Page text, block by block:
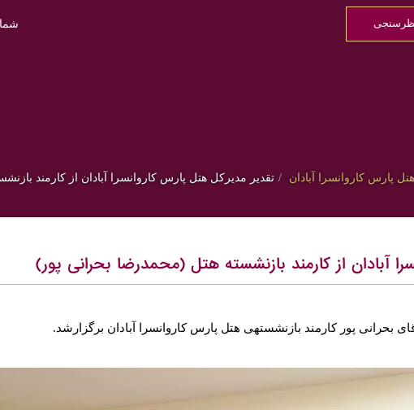
هتل پارس کاروانسرا آبادان تقدیر مدیرکل هتل پارس کاروانسرا آبادان از کارمند
آبادان از کارمند بازنشسته هتل (محمدرضا بحرانی پور)
پور کارمند بازنشستهی هتل پارس کاروانسرا آبادان برگزارشد.